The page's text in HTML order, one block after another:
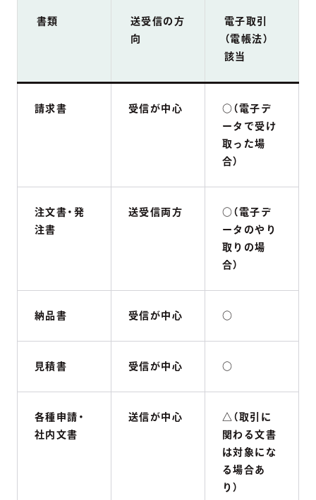
書類
送受信の方
向
電子取引
（電帳法）
該当
請求書 受信が中心
○（電子デ
ータで受け
取った場
合）
注文書・発
注書
送受信両方
○（電子デ
ータのやり
取りの場
合）
納品書 受信が中心 ○
見積書 受信が中心 ○
各種申請・
社内文書
送信が中心
△（取引に
関わる文書
は対象にな
る場合あ
り）